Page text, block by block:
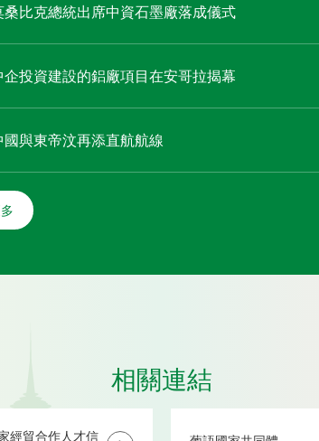
桑比克總統出席中資石墨廠落成儀式
企投資建設的鋁廠項目在安哥拉揭幕
國與東帝汶再添直航航線
相關連結
經貿合作人才信